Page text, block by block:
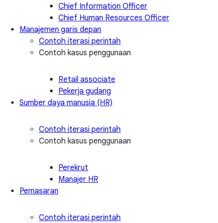
Chief Information Officer
Chief Human Resources Officer
Manajemen garis depan
Contoh iterasi perintah
Contoh kasus penggunaan
Retail associate
Pekerja gudang
Sumber daya manusia (HR)
Contoh iterasi perintah
Contoh kasus penggunaan
Perekrut
Manajer HR
Pemasaran
Contoh iterasi perintah